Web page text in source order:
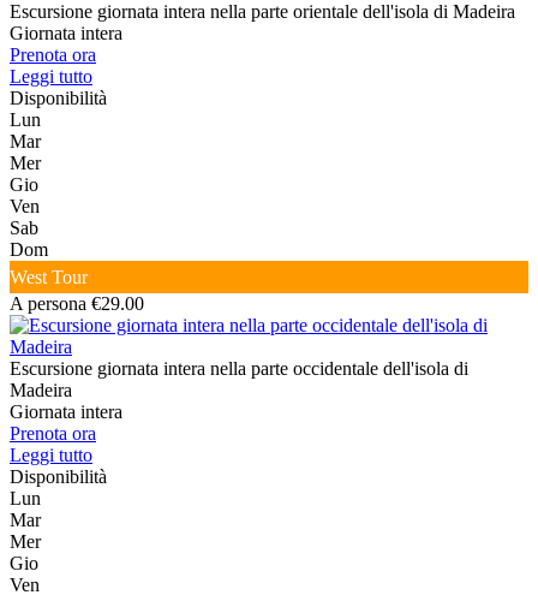
Escursione giornata intera nella parte orientale dell'isola di Madeira
Giornata intera
Prenota ora
Leggi tutto
Disponibilità
Lun
Mar
Mer
Gio
Ven
Sab
Dom
West Tour
A persona €29.00
Escursione giornata intera nella parte occidentale dell'isola di
Madeira
Giornata intera
Prenota ora
Leggi tutto
Disponibilità
Lun
Mar
Mer
Gio
Ven